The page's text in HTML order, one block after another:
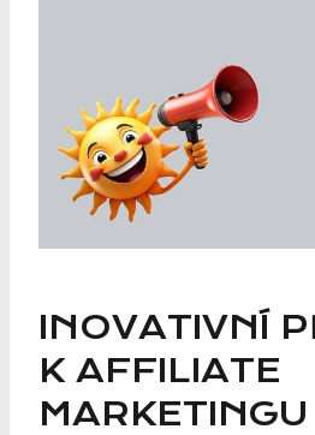
INOVATIVNÍ
K AFFILIATE